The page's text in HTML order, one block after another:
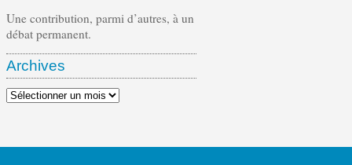
Une contribution, parmi d’autres, à un
débat permanent.
Archives
Archives